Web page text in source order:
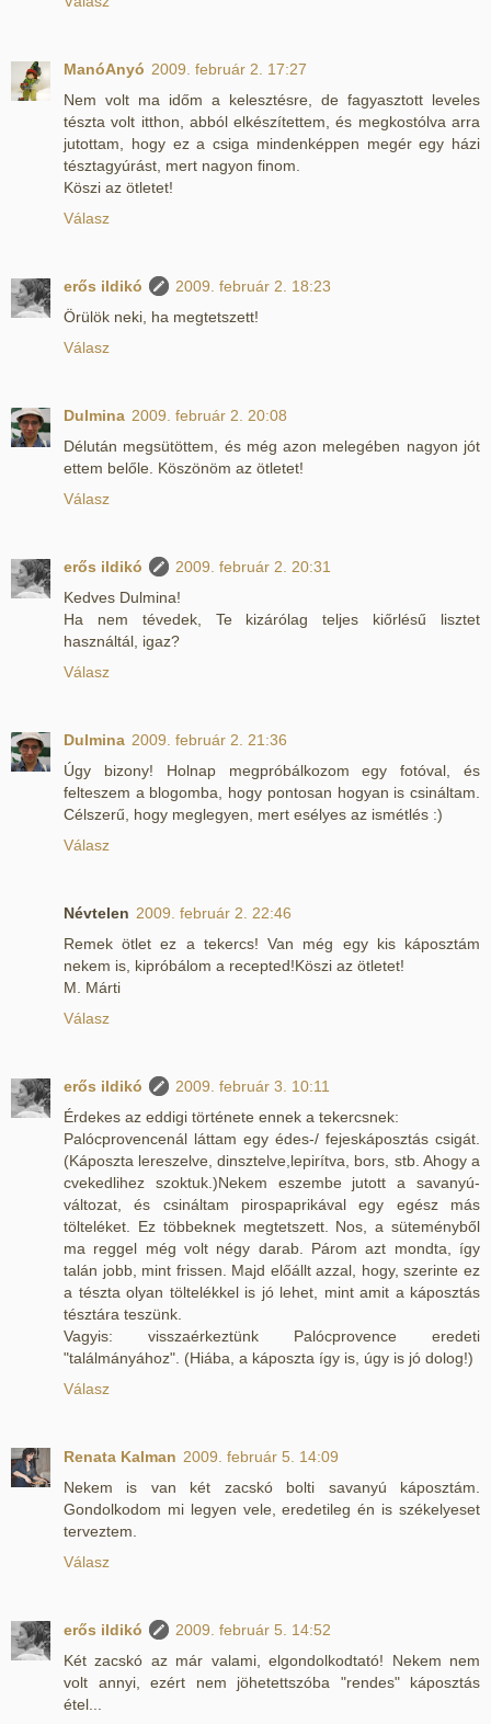
ManóAnyó 2009. február 2. 17:27
Nem volt ma időm a kelesztésre, de fagyasztott leveles
tészta volt itthon, abból elkészítettem, és megkostólva arra
jutottam, hogy ez a csiga mindenképpen megér egy házi
tésztagyúrást, mert nagyon finom.
Köszi az ötletet!
Válasz
erős ildikó
2009. február 2. 18:23
Örülök neki, ha megtetszett!
Válasz
Dulmina 2009. február 2. 20:08
Délután megsütöttem, és még azon melegében nagyon jót
ettem belőle. Köszönöm az ötletet!
Válasz
erős ildikó
2009. február 2. 20:31
Kedves Dulmina!
Ha nem tévedek, Te kizárólag teljes kiőrlésű lisztet
használtál, igaz?
Válasz
Dulmina 2009. február 2. 21:36
Úgy bizony! Holnap megpróbálkozom egy fotóval, és
felteszem a blogomba, hogy pontosan hogyan is csináltam.
Célszerű, hogy meglegyen, mert esélyes az ismétlés :)
Válasz
Névtelen 2009. február 2. 22:46
Remek ötlet ez a tekercs! Van még egy kis káposztám
nekem is, kipróbálom a recepted!Köszi az ötletet!
M. Márti
Válasz
erős ildikó
2009. február 3. 10:11
Érdekes az eddigi története ennek a tekercsnek:
Palócprovencenál láttam egy édes-/ fejeskáposztás csigát.
(Káposzta lereszelve, dinsztelve,lepirítva, bors, stb. Ahogy a
cvekedlihez szoktuk.)Nekem eszembe jutott a savanyú-
változat, és csináltam pirospaprikával egy egész más
tölteléket. Ez többeknek megtetszett. Nos, a süteményből
ma reggel még volt négy darab. Párom azt mondta, így
talán jobb, mint frissen. Majd előállt azzal, hogy, szerinte ez
a tészta olyan töltelékkel is jó lehet, mint amit a káposztás
tésztára teszünk.
Vagyis: visszaérkeztünk Palócprovence eredeti
"találmányához". (Hiába, a káposzta így is, úgy is jó dolog!)
Válasz
Renata Kalman 2009. február 5. 14:09
Nekem is van két zacskó bolti savanyú káposztám.
Gondolkodom mi legyen vele, eredetileg én is székelyeset
terveztem.
Válasz
erős ildikó
2009. február 5. 14:52
Két zacskó az már valami, elgondolkodtató! Nekem nem
volt annyi, ezért nem jöhetettszóba "rendes" káposztás
étel...